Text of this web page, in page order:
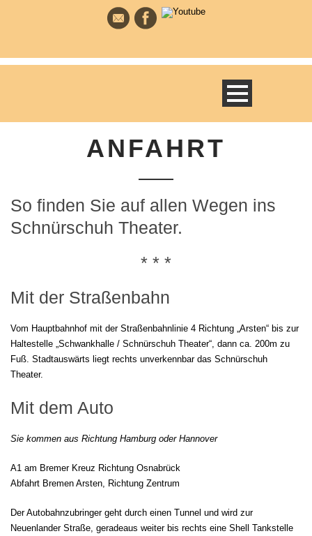
ANFAHRT
So finden Sie auf allen Wegen ins
Schnürschuh Theater.
* * *
Mit der Straßenbahn
Vom Hauptbahnhof mit der Straßenbahnlinie 4 Richtung „Arsten“ bis zur
Haltestelle „Schwankhalle / Schnürschuh Theater“, dann ca. 200m zu
Fuß. Stadtauswärts liegt rechts unverkennbar das Schnürschuh
Theater.
Mit dem Auto
Sie kommen aus Richtung Hamburg oder Hannover
A1 am Bremer Kreuz Richtung Osnabrück
Abfahrt Bremen Arsten, Richtung Zentrum
Der Autobahnzubringer geht durch einen Tunnel und wird zur
Neuenlander Straße, geradeaus weiter bis rechts eine Shell Tankstelle